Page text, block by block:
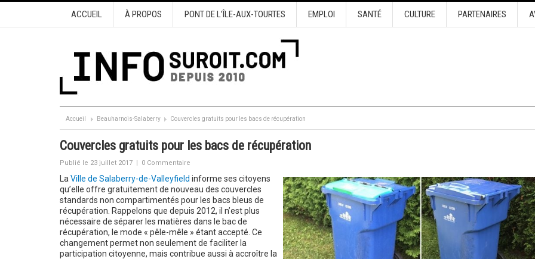
ACCUEIL À PROPOS PONT DE L’ÎLE-AUX-TOURTES EMPLOI SANTÉ CULTURE PARTENAIRES
Accueil Beauharnois-Salaberry Couvercles gratuits pour les bacs de récupération
Couvercles gratuits pour les bacs de récupération
Publié le 23 juillet 2017 | 0 Commentaire
La Ville de Salaberry-de-Valleyfield informe ses citoyens
qu’elle offre gratuitement de nouveau des couvercles
standards non compartimentés pour les bacs bleus de
récupération. Rappelons que depuis 2012, il n’est plus
nécessaire de séparer les matières dans le bac de
récupération, le mode « pêle-mêle » étant accepté. Ce
changement permet non seulement de faciliter la
participation citoyenne, mais contribue aussi à accroître la